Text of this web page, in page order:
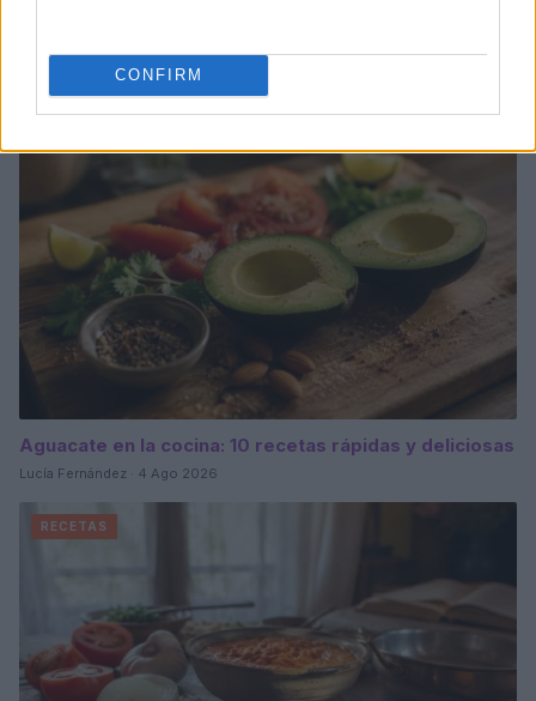
CONFIRM
Diego Romero · 5 Ago 2026
Aguacate en la cocina: 10 recetas rápidas y deliciosas
Lucía Fernández · 4 Ago 2026
RECETAS